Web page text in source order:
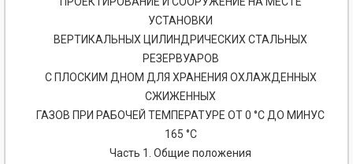
УСТАНОВКИ
ВЕРТИКАЛЬНЫХ ЦИЛИНДРИЧЕСКИХ СТАЛЬНЫХ
РЕЗЕРВУАРОВ
С ПЛОСКИМ ДНОМ ДЛЯ ХРАНЕНИЯ ОХЛАЖДЕННЫХ
СЖИЖЕННЫХ
ГАЗОВ ПРИ РАБОЧЕЙ ТЕМПЕРАТУРЕ ОТ 0 °С ДО МИНУС
165 °С
Часть 1. Общие положения